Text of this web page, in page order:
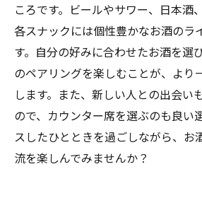
ころです。ビールやサワー、日本酒
各スナックには個性豊かなお酒のラ
す。自分の好みに合わせたお酒を選
のペアリングを楽しむことが、より
します。また、新しい人との出会い
ので、カウンター席を選ぶのも良い
スしたひとときを過ごしながら、お
流を楽しんでみませんか？